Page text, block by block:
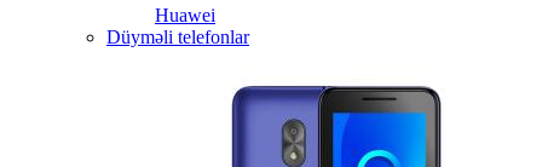
Huawei
Düyməli telefonlar